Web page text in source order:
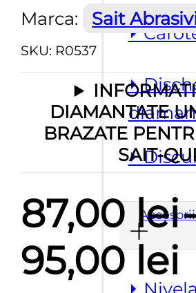
⏵
⏵
⏵
⏵
Marca: Sait
SKU: R0537
DIAMANTATE
BRAZATE
SAIT-
87,00lei
95,00lei